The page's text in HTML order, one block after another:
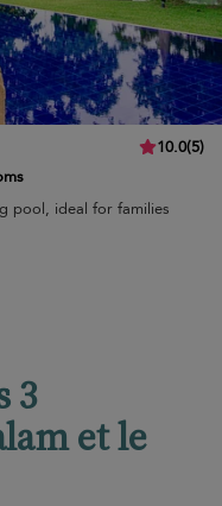
10.0(5)
pool, ideal for families
3
et le